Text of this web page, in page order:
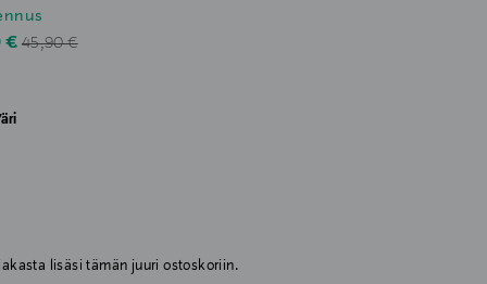
Price
€ Original Price
45,90 €
lisäsi tämän juuri ostoskoriin.